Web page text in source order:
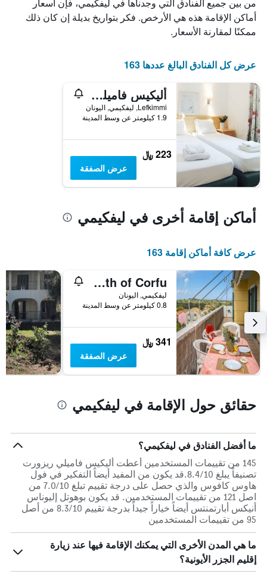
من بين جميع الفنادق التي وجدناها في ليفكيمي، فإن أسعار
أماكن الإقامة هذه هي الأرخص. فكر بتواريخ بديلة إن كان ذلك
ممكنًا لمقارنة الأسعار.
عرض كل الفنادق البالغ عددها 163
أليكيس فاميلي ريزورت
Lefkimmi, ليفكيمي, اليونان
1.9 كيلومتر عن وسط المدينة
223 ﷼
عرض الصفقة
أماكن إقامة أخرى في ليفكيمي
عرض كافة أماكن إقامة 163
Modern flat with beautiful views in south of Corfu
ليفكيمي, اليونان
0.8 كيلومتر عن وسط المدينة
341 ﷼
عرض الصفقة
حقائق حول الإقامة في ليفكيمي
ما أفضل الفنادق في ليفكيمي؟
145 من تقييمات المستخدمين أعطت أليكيس فاميلي ريزورت
تصنيفاً يبلغ 8.4/10.قد يكون من المفيد أيضاً التفكير في فول
هاوس كافوس والذي حصل على درجة تقييم تبلغ 7.0/10 من
اصل 121 من تقييمات المستخدمين. قد يكون بوهوتل إليوناس
أنيكس أبارتمنتس أيضاً خياراً جيداً بدرجة تقييم 8.3/10 من أصل
95 من تقييمات المستخدمين
ما هي المدن الأخرى التي يمكنك الإقامة فيها عند زيارة
إقليم الجزر الأيونية؟